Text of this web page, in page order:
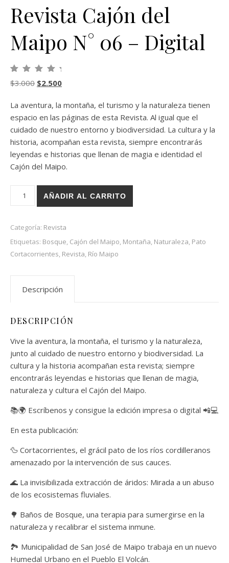
Revista Cajón del
Maipo N° 06 – Digital
Valorado con
5.00de 5 en
1
valoración de
un cliente
$3.000 El precio original era: $3.000.
$2.500El precio actual es: $2.500.
La aventura, la montaña, el turismo y la naturaleza tienen
espacio en las páginas de esta Revista. Al igual que el
cuidado de nuestro entorno y biodiversidad. La cultura y la
historia, acompañan esta revista, siempre encontrarás
leyendas e historias que llenan de magia e identidad el
Cajón del Maipo.
Revista Cajón del Maipo N° 06 - Digital cantidad
AÑADIR AL CARRITO
Categoría: Revista
Etiquetas: Bosque, Cajón del Maipo, Montaña, Naturaleza, Pato
Cortacorrientes, Revista, Río Maipo
Descripción
DESCRIPCIÓN
Vive la aventura, la montaña, el turismo y la naturaleza,
junto al cuidado de nuestro entorno y biodiversidad. La
cultura y la historia acompañan esta revista; siempre
encontrarás leyendas e historias que llenan de magia,
naturaleza y cultura el Cajón del Maipo.
📚🌍 Escríbenos y consigue la edición impresa o digital 📲💻
En esta publicación:
🦆 Cortacorrientes, el grácil pato de los ríos cordilleranos
amenazado por la intervención de sus cauces.
🌊 La invisibilizada extracción de áridos: Mirada a un abuso
de los ecosistemas fluviales.
🌳 Baños de Bosque, una terapia para sumergirse en la
naturaleza y recalibrar el sistema inmune.
🏞️ Municipalidad de San José de Maipo trabaja en un nuevo
Humedal Urbano en el Pueblo El Volcán.